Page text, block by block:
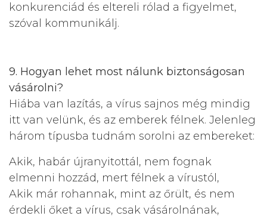
konkurenciád és eltereli rólad a figyelmet,
szóval kommunikálj.
9. Hogyan lehet most nálunk biztonságosan
vásárolni?
Hiába van lazítás, a vírus sajnos még mindig
itt van velünk, és az emberek félnek. Jelenleg
három típusba tudnám sorolni az embereket:
Akik, habár újranyitottál, nem fognak
elmenni hozzád, mert félnek a vírustól,
Akik már rohannak, mint az őrült, és nem
érdekli őket a vírus, csak vásárolnának,